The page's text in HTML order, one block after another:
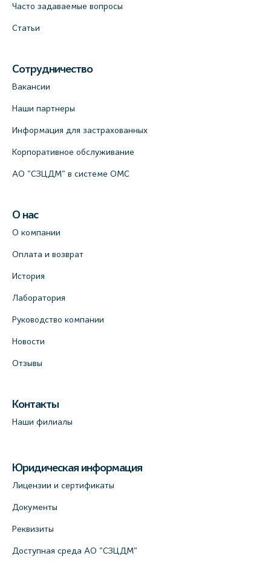
Часто задаваемые вопросы
Статьи
Сотрудничество
Вакансии
Наши партнеры
Информация для застрахованных
Корпоративное обслуживание
АО "СЗЦДМ" в системе ОМС
О нас
О компании
Оплата и возврат
История
Лаборатория
Руководство компании
Новости
Отзывы
Контакты
Наши филиалы
Юридическая информация
Лицензии и сертификаты
Документы
Реквизиты
Доступная среда АО "СЗЦДМ"